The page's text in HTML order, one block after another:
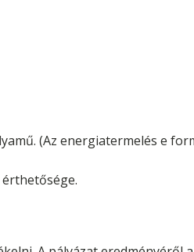
(Az energiatermelés e